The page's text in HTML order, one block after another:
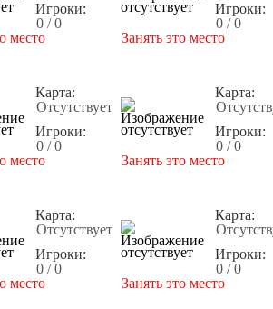
Игроки:
0 / 0
место
Игроки:
0 / 0
Занять это место
Карта:
Отсутствует
Игроки:
0 / 0
место
Карта:
Игроки:
0 / 0
Занять это место
Карта:
Отсутствует
Игроки:
0 / 0
место
Карта:
Игроки:
0 / 0
Занять это место